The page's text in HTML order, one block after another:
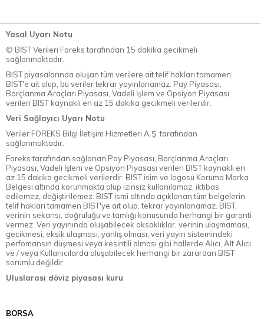
Yasal Uyarı Notu
© BİST Verileri Foreks tarafından 15 dakika gecikmeli
sağlanmaktadır.
BIST piyasalarında oluşan tüm verilere ait telif hakları tamamen
BIST'e ait olup, bu veriler tekrar yayınlanamaz. Pay Piyasası,
Borçlanma Araçları Piyasası, Vadeli İşlem ve Opsiyon Piyasası
verileri BIST kaynaklı en az 15 dakika gecikmeli verilerdir.
Veri Sağlayıcı Uyarı Notu
Veriler FOREKS Bilgi İletişim Hizmetleri A.Ş. tarafından
sağlanmaktadır.
Foreks tarafından sağlanan Pay Piyasası, Borçlanma Araçları
Piyasası, Vadeli İşlem ve Opsiyon Piyasası verileri BIST kaynaklı en
az 15 dakika gecikmeli verilerdir. BIST isim ve logosu Koruma Marka
Belgesi altında korunmakta olup izinsiz kullanılamaz, iktibas
edilemez, değiştirilemez. BIST ismi altında açıklanan tüm belgelerin
telif hakları tamamen BIST'ye ait olup, tekrar yayınlanamaz. BIST,
verinin sekansı, doğruluğu ve tamlığı konusunda herhangi bir garanti
vermez. Veri yayınında oluşabilecek aksaklıklar, verinin ulaşmaması,
gecikmesi, eksik ulaşması, yanlış olması, veri yayın sistemindeki
perfomansın düşmesi veya kesintili olması gibi hallerde Alıcı, Alt Alıcı
ve / veya Kullanıcılarda oluşabilecek herhangi bir zarardan BIST
sorumlu değildir.
Uluslarası döviz piyasası kuru
BORSA